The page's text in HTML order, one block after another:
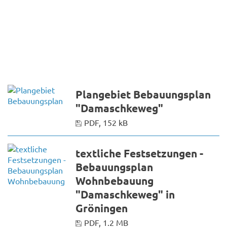
Plangebiet Bebauungsplan
"Damaschkeweg"
PDF, 152 kB
textliche Festsetzungen -
Bebauungsplan
Wohnbebauung
"Damaschkeweg" in
Gröningen
PDF, 1.2 MB